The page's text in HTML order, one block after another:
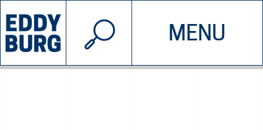
MENU
INIZIATIVE CHI SIAMO
© 2026 EDDYBURG